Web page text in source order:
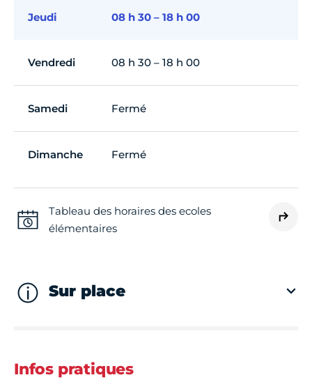
Jeudi 08 h 30 – 18 h 00
Vendredi 08 h 30 – 18 h 00
Samedi Fermé
Dimanche Fermé
Tableau des horaires des ecoles
élémentaires
Sur place
Infos pratiques